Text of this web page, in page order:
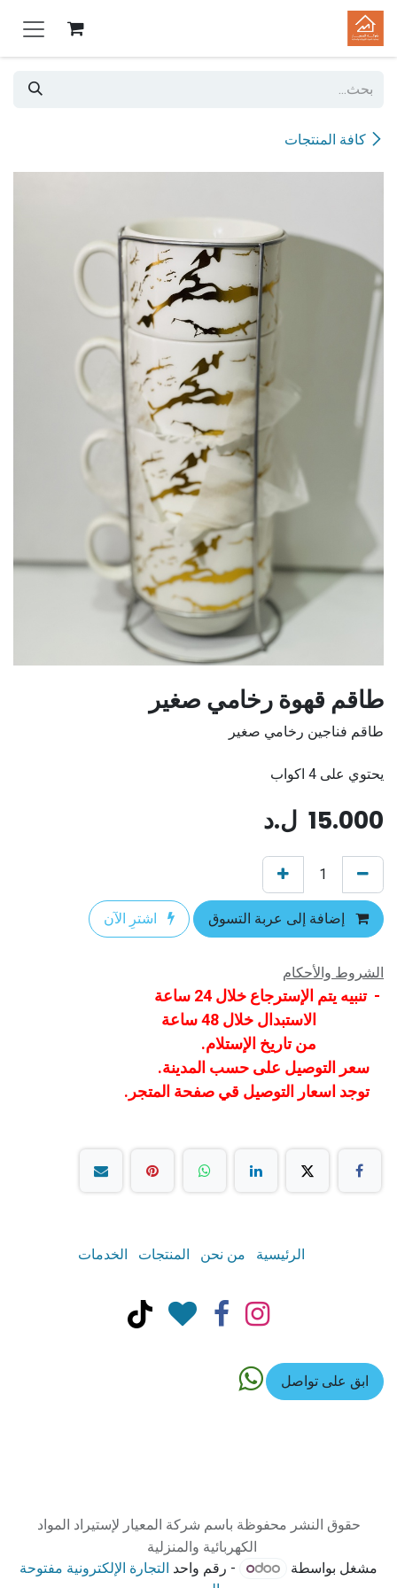
تخطي للذهاب إلى المحتوى
كافة المنتجات
طاقم قهوة رخامي صغير
طاقم فناجين رخامي صغير
يحتوي على 4 اكواب
15.000 ل.د
إضافة إلى عربة التسوق اشترِ الآن
الشروط والأحكام
- تنبيه يتم الإسترجاع خلال 24 ساعة
الاستبدال خلال 48 ساعة
من تاريخ الإستلام.
سعر التوصيل على حسب المدينة.
توجد اسعار التوصيل قي صفحة المتجر.
الرئيسية من نحن المنتجات الخدمات
ابق على تواصل
حقوق النشر محفوظة باسم شركة المعيار لإستيراد المواد
الكهربائية والمنزلية
مشغل بواسطة
- رقم واحد التجارة الإلكترونية مفتوحة